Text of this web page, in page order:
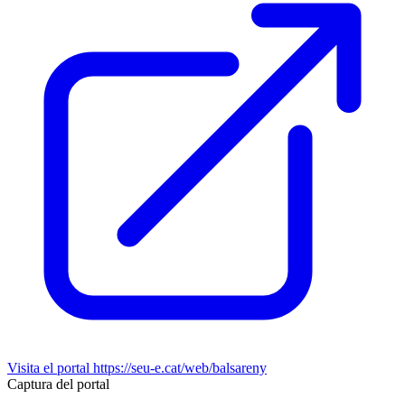
Visita el portal https://seu-e.cat/web/balsareny
Captura del portal